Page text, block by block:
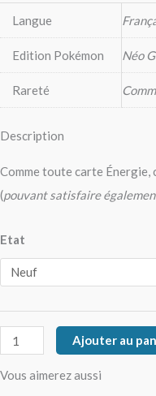
Langue
Edition Pokémon Néo
Rareté
Description
Comme toute carte
(pouvant satisfaire
Etat
Ajouter au
Vous aimerez aussi